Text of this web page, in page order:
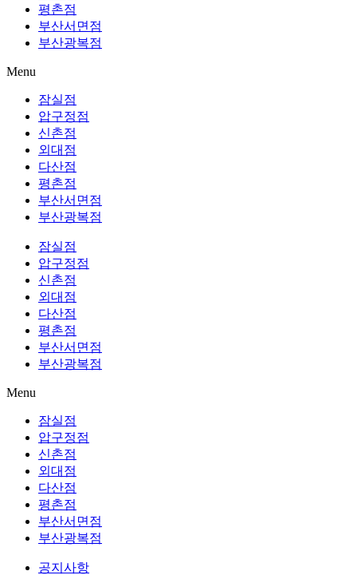
평촌점
부산서면점
부산광복점
Menu
잠실점
압구정점
신촌점
외대점
다산점
평촌점
부산서면점
부산광복점
잠실점
압구정점
신촌점
외대점
다산점
평촌점
부산서면점
부산광복점
Menu
잠실점
압구정점
신촌점
외대점
다산점
평촌점
부산서면점
부산광복점
공지사항